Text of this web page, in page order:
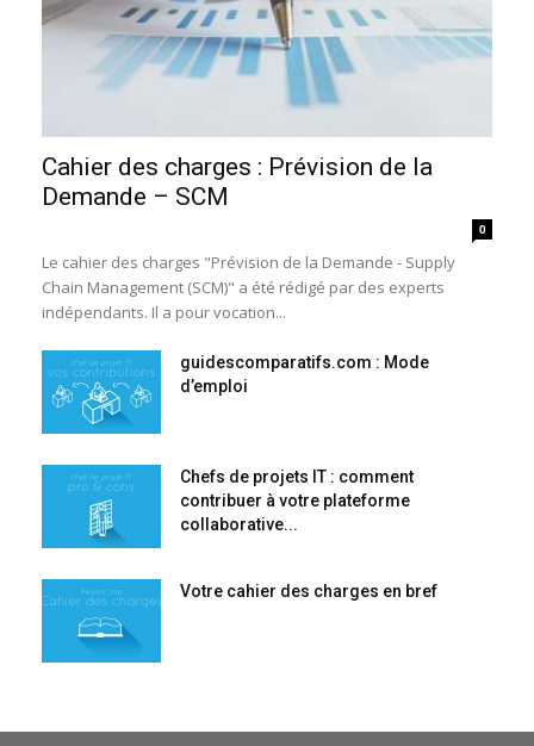
Cahier des charges : Prévision de la
Demande – SCM
0
Le cahier des charges "Prévision de la Demande - Supply
Chain Management (SCM)" a été rédigé par des experts
indépendants. Il a pour vocation...
guidescomparatifs.com : Mode
d’emploi
Chefs de projets IT : comment
contribuer à votre plateforme
collaborative...
Votre cahier des charges en bref